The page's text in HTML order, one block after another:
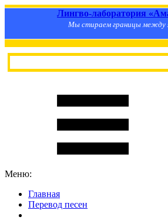
Лингво-лаборатория
Мы стираем границы между
Меню:
Главная
Перевод песен